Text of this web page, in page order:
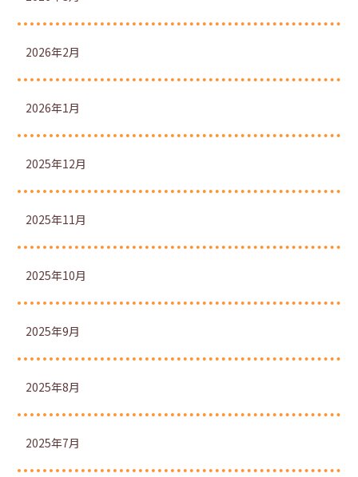
2026年2月
2026年1月
2025年12月
2025年11月
2025年10月
2025年9月
2025年8月
2025年7月